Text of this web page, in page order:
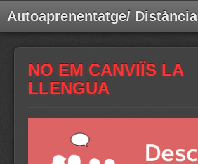
Autoaprenentatge/ Distància
NO EM CANVIÏS LA
LLENGUA